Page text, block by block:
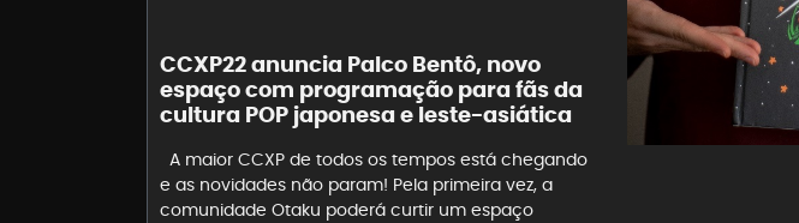
CCXP22 anuncia Palco Bentô, novo
espaço com programação para fãs da
cultura POP japonesa e leste-asiática
A maior CCXP de todos os tempos está chegando
e as novidades não param! Pela primeira vez, a
comunidade Otaku poderá curtir um espaço